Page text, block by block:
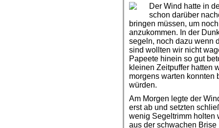
Der Wind hatte in
schon darüber
bringen müssen, um
anzukommen. In der
segeln, noch dazu wenn
sind wollten wir nicht
Papeete hinein so gut
kleinen Zeitpuffer hatten
morgens warten konnten
würden.
Am Morgen legte der
erst ab und setzten
wenig Segeltrimm holten
aus der schwachen